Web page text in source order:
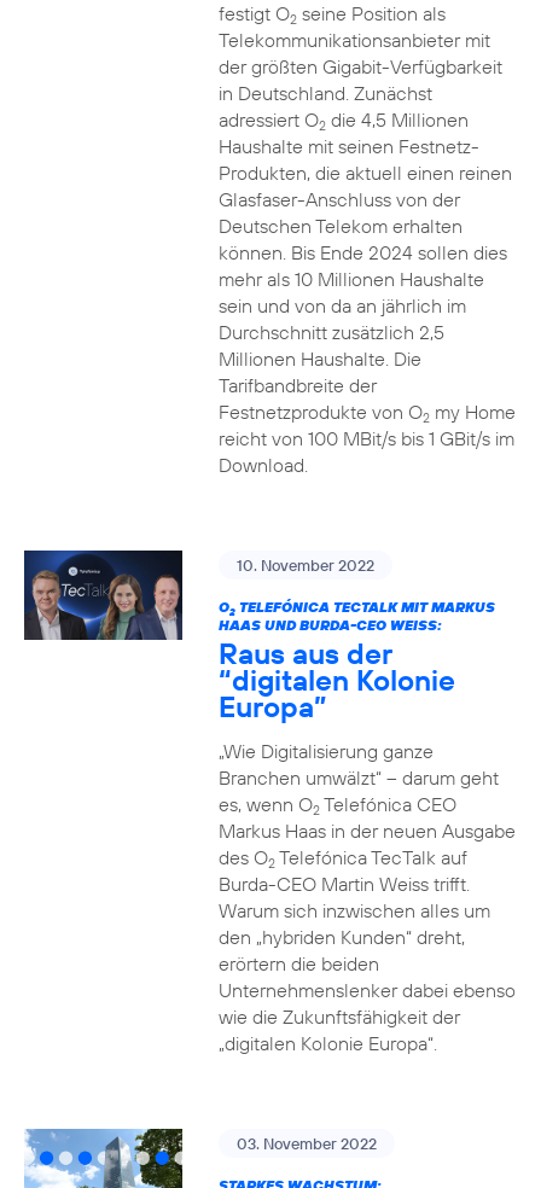
festigt O2seine Position als
Telekommunikationsanbieter mit
der größten Gigabit-Verfügbarkeit
in Deutschland. Zunächst
adressiert O2die 4,5 Millionen
Haushalte mit seinen Festnetz-
Produkten, die aktuell einen reinen
Glasfaser-Anschluss von der
Deutschen Telekom erhalten
können. Bis Ende 2024 sollen dies
mehr als 10 Millionen Haushalte
sein und von da an jährlich im
Durchschnitt zusätzlich 2,5
Millionen Haushalte. Die
Tarifbandbreite der
Festnetzprodukte von O2my Home
reicht von 100 MBit/s bis 1 GBit/s im
Download.
10. November 2022
O2TELEFÓNICA TECTALK MIT MARKUS
HAAS UND BURDA-CEO WEISS:
Raus aus der
“digitalen Kolonie
Europa”
„Wie Digitalisierung ganze
Branchen umwälzt“ – darum geht
es, wenn O2Telefónica CEO
Markus Haas in der neuen Ausgabe
des O2Telefónica TecTalk auf
Burda-CEO Martin Weiss trifft.
Warum sich inzwischen alles um
den „hybriden Kunden“ dreht,
erörtern die beiden
Unternehmenslenker dabei ebenso
wie die Zukunftsfähigkeit der
„digitalen Kolonie Europa“.
03. November 2022